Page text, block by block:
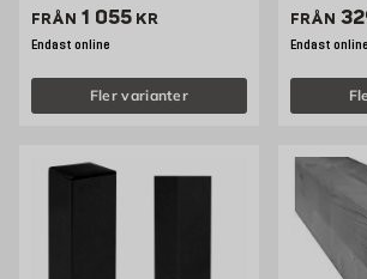
FRÅN Pris 1055 kr
1 055 KR
Endast online
Fler varianter
FRÅN
Endast online